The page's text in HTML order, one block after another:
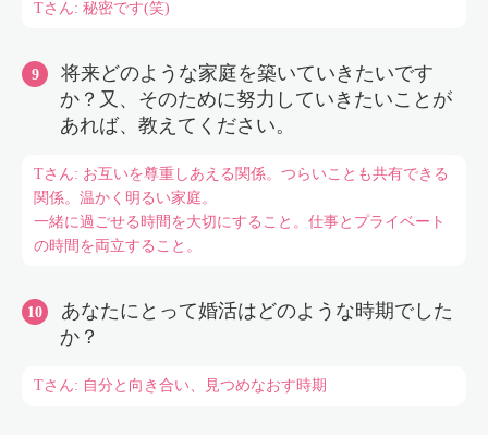
Tさん: 秘密です(笑)
将来どのような家庭を築いていきたいです
か？又、そのために努力していきたいことが
あれば、教えてください。
Tさん: お互いを尊重しあえる関係。つらいことも共有できる
関係。温かく明るい家庭。
一緒に過ごせる時間を大切にすること。仕事とプライベート
の時間を両立すること。
あなたにとって婚活はどのような時期でした
か？
Tさん: 自分と向き合い、見つめなおす時期